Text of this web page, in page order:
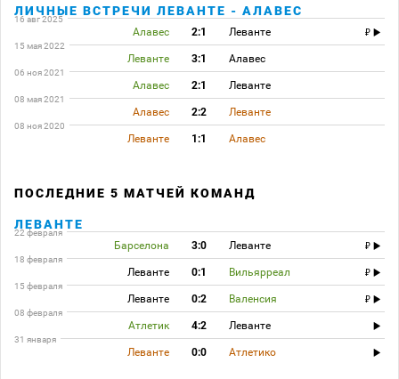
ЛИЧНЫЕ ВСТРЕЧИ ЛЕВАНТЕ - АЛАВЕС
16 авг 2025
Алавес 2:1 Леванте
15 мая 2022
Леванте 3:1 Алавес
06 ноя 2021
Алавес 2:1 Леванте
08 мая 2021
Алавес 2:2 Леванте
08 ноя 2020
Леванте 1:1 Алавес
ПОСЛЕДНИЕ 5 МАТЧЕЙ КОМАНД
ЛЕВАНТЕ
22 февраля
Барселона 3:0 Леванте
18 февраля
Леванте 0:1 Вильярреал
15 февраля
Леванте 0:2 Валенсия
08 февраля
Атлетик 4:2 Леванте
31 января
Леванте 0:0 Атлетико